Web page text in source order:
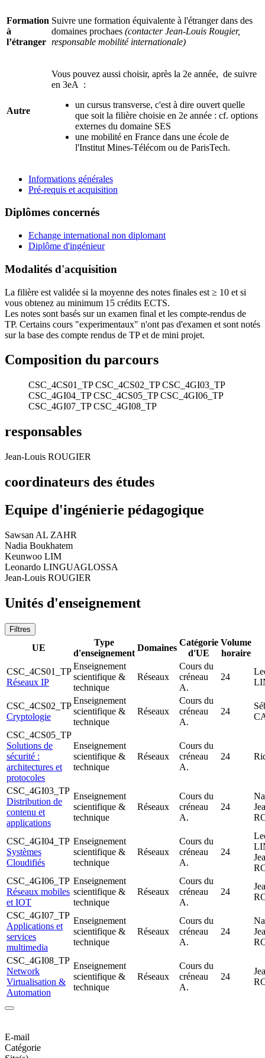
Formation
à
l’étranger
Suivre une formation équivalente à l'étranger dans des
domaines prochaes (contacter Jean-Louis Rougier,
responsable mobilité internationale)
Autre
Vous pouvez aussi choisir, après la 2e année, de suivre
en 3eA :
un cursus transverse, c'est à dire ouvert quelle
que soit la filière choisie en 2e année : cf. options
externes du domaine SES
une mobilité en France dans une école de
l'Institut Mines-Télécom ou de ParisTech.
Informations générales
Pré-requis et acquisition
Diplômes concernés
Echange international non diplomant
Diplôme d'ingénieur
Modalités d'acquisition
La filière est validée si la moyenne des notes finales est ≥ 10 et si
vous obtenez au minimum 15 crédits ECTS.
Les notes sont basés sur un examen final et les compte-rendus de
TP. Certains cours "experimentaux" n'ont pas d'examen et sont notés
sur la base des compte rendus de TP et de mini projet.
Composition du parcours
CSC_4CS01_TP CSC_4CS02_TP CSC_4GI03_TP
CSC_4GI04_TP CSC_4CS05_TP CSC_4GI06_TP
CSC_4GI07_TP CSC_4GI08_TP
responsables
Jean-Louis ROUGIER
coordinateurs des études
Equipe d'ingénierie pédagogique
Sawsan AL ZAHR
Nadia Boukhatem
Keunwoo LIM
Leonardo LINGUAGLOSSA
Jean-Louis ROUGIER
Unités d'enseignement
Filtres
UE
Type
d'enseignement
Domaines
Catégorie
d'UE
Volume
horaire
CSC_4CS01_TP
Réseaux IP
Enseignement
scientifique &
technique
Réseaux
Cours du
créneau
A.
24
CSC_4CS02_TP
Cryptologie
Enseignement
scientifique &
technique
Réseaux
Cours du
créneau
A.
24
CSC_4CS05_TP
Solutions de
sécurité :
architectures et
protocoles
Enseignement
scientifique &
technique
Réseaux
Cours du
créneau
A.
24
CSC_4GI03_TP
Distribution de
contenu et
applications
Enseignement
scientifique &
technique
Réseaux
Cours du
créneau
A.
24
CSC_4GI04_TP
Systèmes
Cloudifiés
Enseignement
scientifique &
technique
Réseaux
Cours du
créneau
A.
24
CSC_4GI06_TP
Réseaux mobiles
et IOT
Enseignement
scientifique &
technique
Réseaux
Cours du
créneau
A.
24
CSC_4GI07_TP
Applications et
services
multimedia
Enseignement
scientifique &
technique
Réseaux
Cours du
créneau
A.
24
CSC_4GI08_TP
Network
Virtualisation &
Automation
Enseignement
scientifique &
technique
Réseaux
Cours du
créneau
A.
24
E-mail
Catégorie